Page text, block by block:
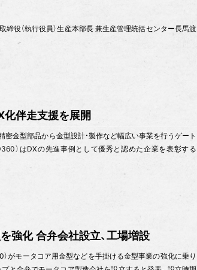
役（執行役員）生産本部長 兼生産管理統括センター長馬渡
化伴走支援を展開
密金型部品から金型設計・製作など幅広い事業を行うゲート
0360）はDXの先進事例として優秀と認めた企業を表彰する
強化 合弁会社設立、工場増設
がモータコア用金型などを手掛ける金型事業の強化に乗り